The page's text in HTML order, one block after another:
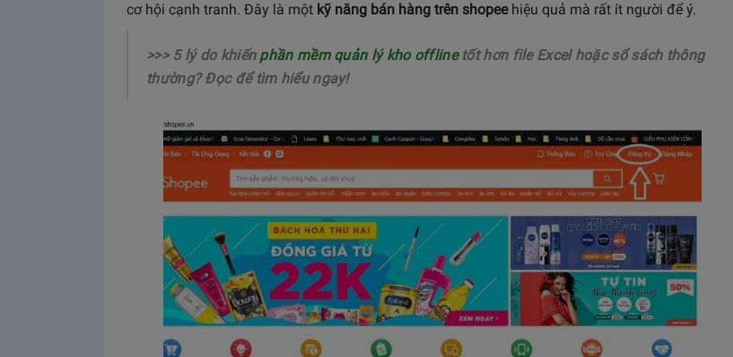
cơ hội cạnh tranh. Đây là một kỹ năng bán hàng trên shopeehiệu quả mà rất ít người để ý.
>>> 5 lý do khiến phần mềm quản lý kho offlinetốt hơn file Excel hoặc sổ sách thông
thường? Đọc để tìm hiểu ngay!